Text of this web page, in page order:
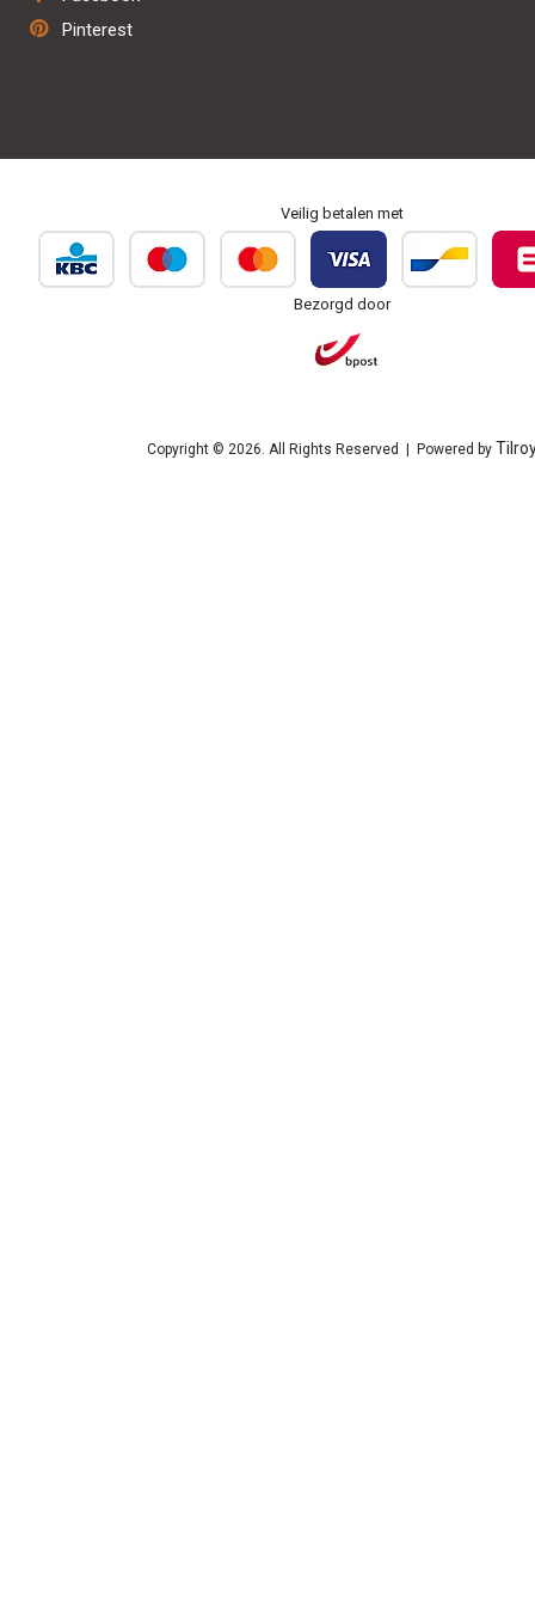
Herstel & onderhoud
Personaliseren & borduren
Pinterest
Veilig betalen met
Bezorgd door
Copyright © 2026. All Rights Reserved | Powered by